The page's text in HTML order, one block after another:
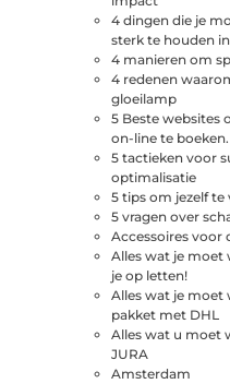
4 dingen die je
sterk te houden
4 manieren om
4 redenen
gloeilamp
5 Beste websites
on-line te boeken.
5 tactieken voor
optimalisatie
5 tips om jezelf
5 vragen over
Accessoires voor
Alles wat je moet
je op letten!
Alles wat je moet
pakket met DHL
Alles wat u moet
JURA
Amsterdam